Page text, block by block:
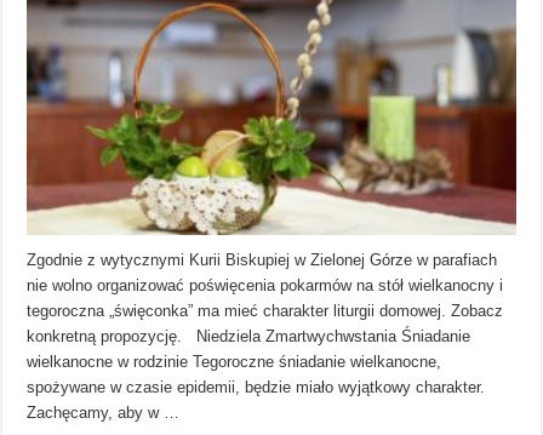
Zgodnie z wytycznymi Kurii Biskupiej w Zielonej Górze w parafiach
nie wolno organizować poświęcenia pokarmów na stół wielkanocny i
tegoroczna „święconka” ma mieć charakter liturgii domowej. Zobacz
konkretną propozycję. Niedziela Zmartwychwstania Śniadanie
wielkanocne w rodzinie Tegoroczne śniadanie wielkanocne,
spożywane w czasie epidemii, będzie miało wyjątkowy charakter.
Zachęcamy, aby w …